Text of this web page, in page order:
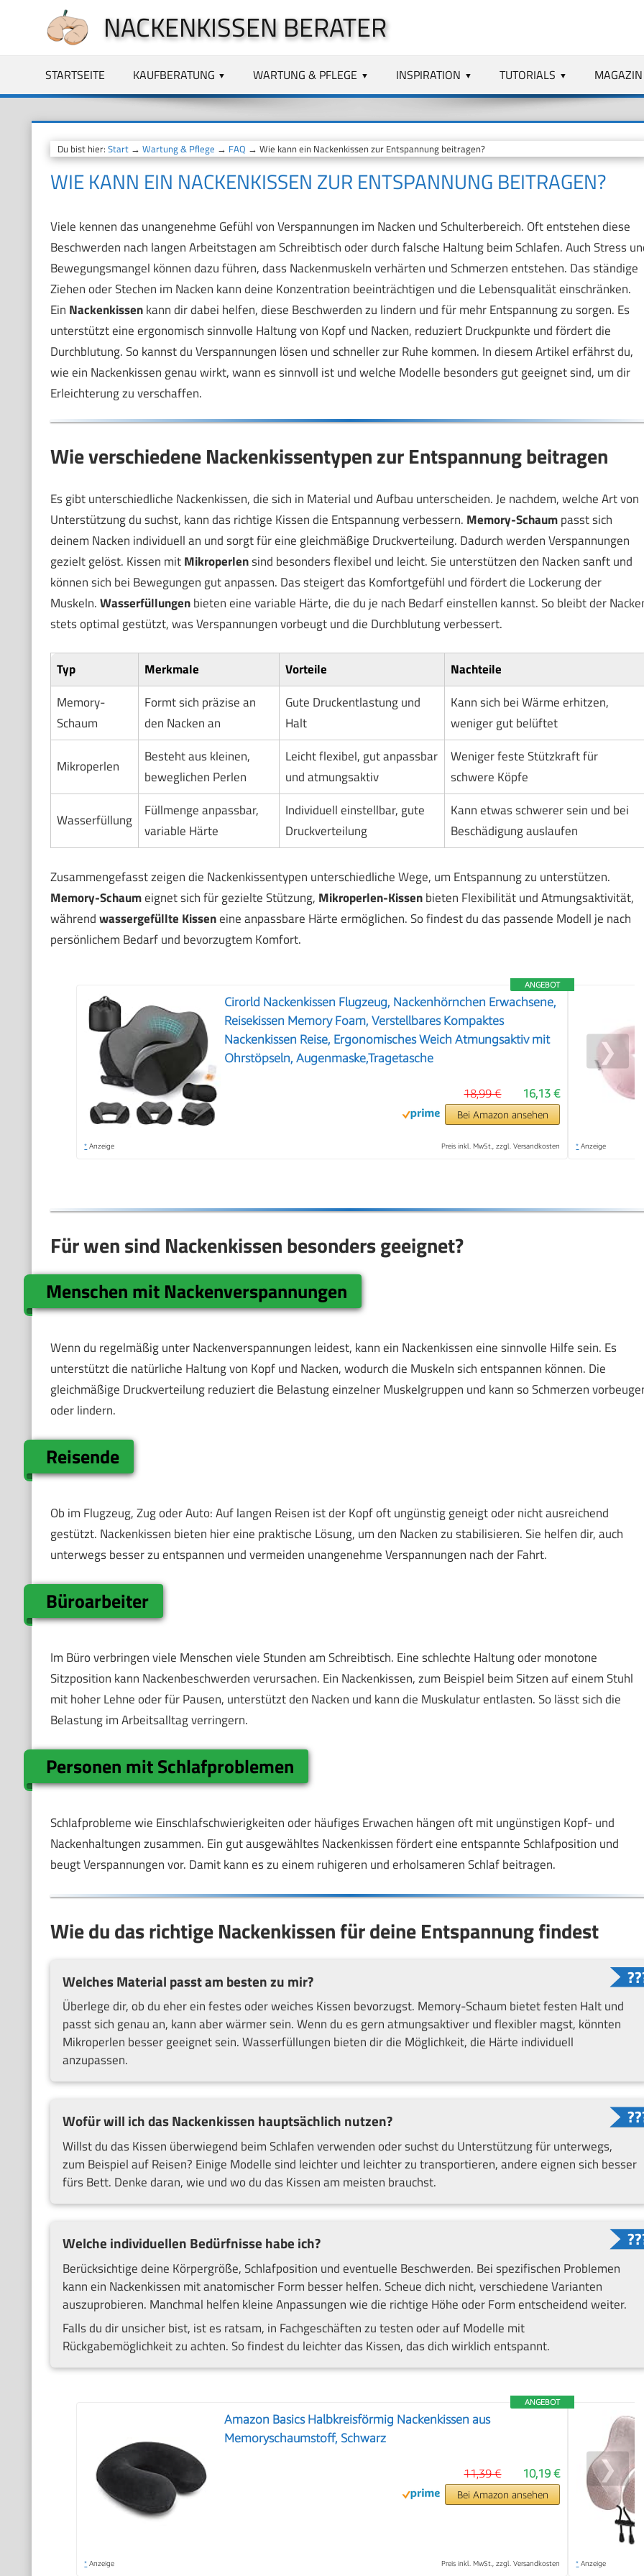
springen
NACKENKISSEN BERATER
STARTSEITE KAUFBERATUNG WARTUNG & PFLEGE INSPIRATION TUTORIALS MAGAZIN
Du bist hier: Start→ Wartung & Pflege → FAQ → Wie kann ein Nackenkissen zur Entspannung beitragen?
WIE KANN EIN NACKENKISSEN ZUR ENTSPANNUNG BEITRAGEN?
Viele kennen das unangenehme Gefühl von Verspannungen im Nacken und Schulterbereich. Oft entstehen diese
Beschwerden nach langen Arbeitstagen am Schreibtisch oder durch falsche Haltung beim Schlafen. Auch Stress
Bewegungsmangel können dazu führen, dass Nackenmuskeln verhärten und Schmerzen entstehen. Das ständige
Ziehen oder Stechen im Nacken kann deine Konzentration beeinträchtigen und die Lebensqualität einschränken.
Ein Nackenkissenkann dir dabei helfen, diese Beschwerden zu lindern und für mehr Entspannung zu sorgen. Es
unterstützt eine ergonomisch sinnvolle Haltung von Kopf und Nacken, reduziert Druckpunkte und fördert die
Durchblutung. So kannst du Verspannungen lösen und schneller zur Ruhe kommen. In diesem Artikel erfährst du,
wie ein Nackenkissen genau wirkt, wann es sinnvoll ist und welche Modelle besonders gut geeignet sind, um dir
Erleichterung zu verschaffen.
Wie verschiedene Nackenkissentypen zur Entspannung beitragen
Es gibt unterschiedliche Nackenkissen, die sich in Material und Aufbau unterscheiden. Je nachdem, welche Art von
Unterstützung du suchst, kann das richtige Kissen die Entspannung verbessern. Memory-Schaumpasst sich
deinem Nacken individuell an und sorgt für eine gleichmäßige Druckverteilung. Dadurch werden Verspannungen
gezielt gelöst. Kissen mitMikroperlensind besonders flexibel und leicht. Sie unterstützen den Nacken sanft und
können sich bei Bewegungen gut anpassen. Das steigert das Komfortgefühl und fördert die Lockerung der
Muskeln.Wasserfüllungenbieten eine variable Härte, die du je nach Bedarf einstellen kannst. So bleibt der
stets optimal gestützt, was Verspannungen vorbeugt und die Durchblutung verbessert.
Typ Merkmale Vorteile
Nachteile
Memory-
Schaum
Formt sich präzise an
den Nacken an
Gute Druckentlastung und
Halt
Kann sich bei Wärme erhitzen,
weniger gut belüftet
Mikroperlen
Besteht aus kleinen,
beweglichen Perlen
Leicht flexibel, gut anpassbar
und atmungsaktiv
Weniger feste Stützkraft für
schwere Köpfe
Wasserfüllung
Füllmenge anpassbar,
variable Härte
Individuell einstellbar, gute
Druckverteilung
Kann etwas schwerer sein und bei
Beschädigung auslaufen
Zusammengefasst zeigen die Nackenkissentypen unterschiedliche Wege, um Entspannung zu unterstützen.
Memory-Schaumeignet sich für gezielte Stützung, Mikroperlen-Kissenbieten Flexibilität und Atmungsaktivität,
währendwassergefüllte Kisseneine anpassbare Härte ermöglichen. So findest du das passende Modell je nach
persönlichem Bedarf und bevorzugtem Komfort.
ANGEBOT
Cirorld Nackenkissen Flugzeug, Nackenhörnchen Erwachsene,
Reisekissen Memory Foam, Verstellbares Kompaktes
Nackenkissen Reise, Ergonomisches Weich Atmungsaktiv mit
Ohrstöpseln, Augenmaske,Tragetasche
16,13 €
18,99 €
Bei Amazon ansehen
* Anzeige Preis inkl. MwSt., zzgl. Versandkosten * Anzeige
❯
Für wen sind Nackenkissen besonders geeignet?
Menschen mit Nackenverspannungen
Wenn du regelmäßig unter Nackenverspannungen leidest, kann ein Nackenkissen eine sinnvolle Hilfe sein. Es
unterstützt die natürliche Haltung von Kopf und Nacken, wodurch die Muskeln sich entspannen können. Die
gleichmäßige Druckverteilung reduziert die Belastung einzelner Muskelgruppen und kann so Schmerzen
oder lindern.
Reisende
Ob im Flugzeug, Zug oder Auto: Auf langen Reisen ist der Kopf oft ungünstig geneigt oder nicht ausreichend
gestützt. Nackenkissen bieten hier eine praktische Lösung, um den Nacken zu stabilisieren. Sie helfen dir, auch
unterwegs besser zu entspannen und vermeiden unangenehme Verspannungen nach der Fahrt.
Büroarbeiter
Im Büro verbringen viele Menschen viele Stunden am Schreibtisch. Eine schlechte Haltung oder monotone
Sitzposition kann Nackenbeschwerden verursachen. Ein Nackenkissen, zum Beispiel beim Sitzen auf einem Stuhl
mit hoher Lehne oder für Pausen, unterstützt den Nacken und kann die Muskulatur entlasten. So lässt sich die
Belastung im Arbeitsalltag verringern.
Personen mit Schlafproblemen
Schlafprobleme wie Einschlafschwierigkeiten oder häufiges Erwachen hängen oft mit ungünstigen Kopf- und
Nackenhaltungen zusammen. Ein gut ausgewähltes Nackenkissen fördert eine entspannte Schlafposition und
beugt Verspannungen vor. Damit kann es zu einem ruhigeren und erholsameren Schlaf beitragen.
Wie du das richtige Nackenkissen für deine Entspannung findest
Welches Material passt am besten zu mir?
Überlege dir, ob du eher ein festes oder weiches Kissen bevorzugst. Memory-Schaum bietet festen Halt und
passt sich genau an, kann aber wärmer sein. Wenn du es gern atmungsaktiver und flexibler magst, könnten
Mikroperlen besser geeignet sein. Wasserfüllungen bieten dir die Möglichkeit, die Härte individuell
anzupassen.
Wofür will ich das Nackenkissen hauptsächlich nutzen?
Willst du das Kissen überwiegend beim Schlafen verwenden oder suchst du Unterstützung für unterwegs,
zum Beispiel auf Reisen? Einige Modelle sind leichter und leichter zu transportieren, andere eignen sich besser
fürs Bett. Denke daran, wie und wo du das Kissen am meisten brauchst.
Welche individuellen Bedürfnisse habe ich?
Berücksichtige deine Körpergröße, Schlafposition und eventuelle Beschwerden. Bei spezifischen Problemen
kann ein Nackenkissen mit anatomischer Form besser helfen. Scheue dich nicht, verschiedene Varianten
auszuprobieren. Manchmal helfen kleine Anpassungen wie die richtige Höhe oder Form entscheidend weiter.
Falls du dir unsicher bist, ist es ratsam, in Fachgeschäften zu testen oder auf Modelle mit
Rückgabemöglichkeit zu achten. So findest du leichter das Kissen, das dich wirklich entspannt.
ANGEBOT
Amazon Basics Halbkreisförmig Nackenkissen aus
Memoryschaumstoff, Schwarz
10,19 €
11,39 €
Bei Amazon ansehen
* Anzeige Preis inkl. MwSt., zzgl. Versandkosten * Anzeige
❯